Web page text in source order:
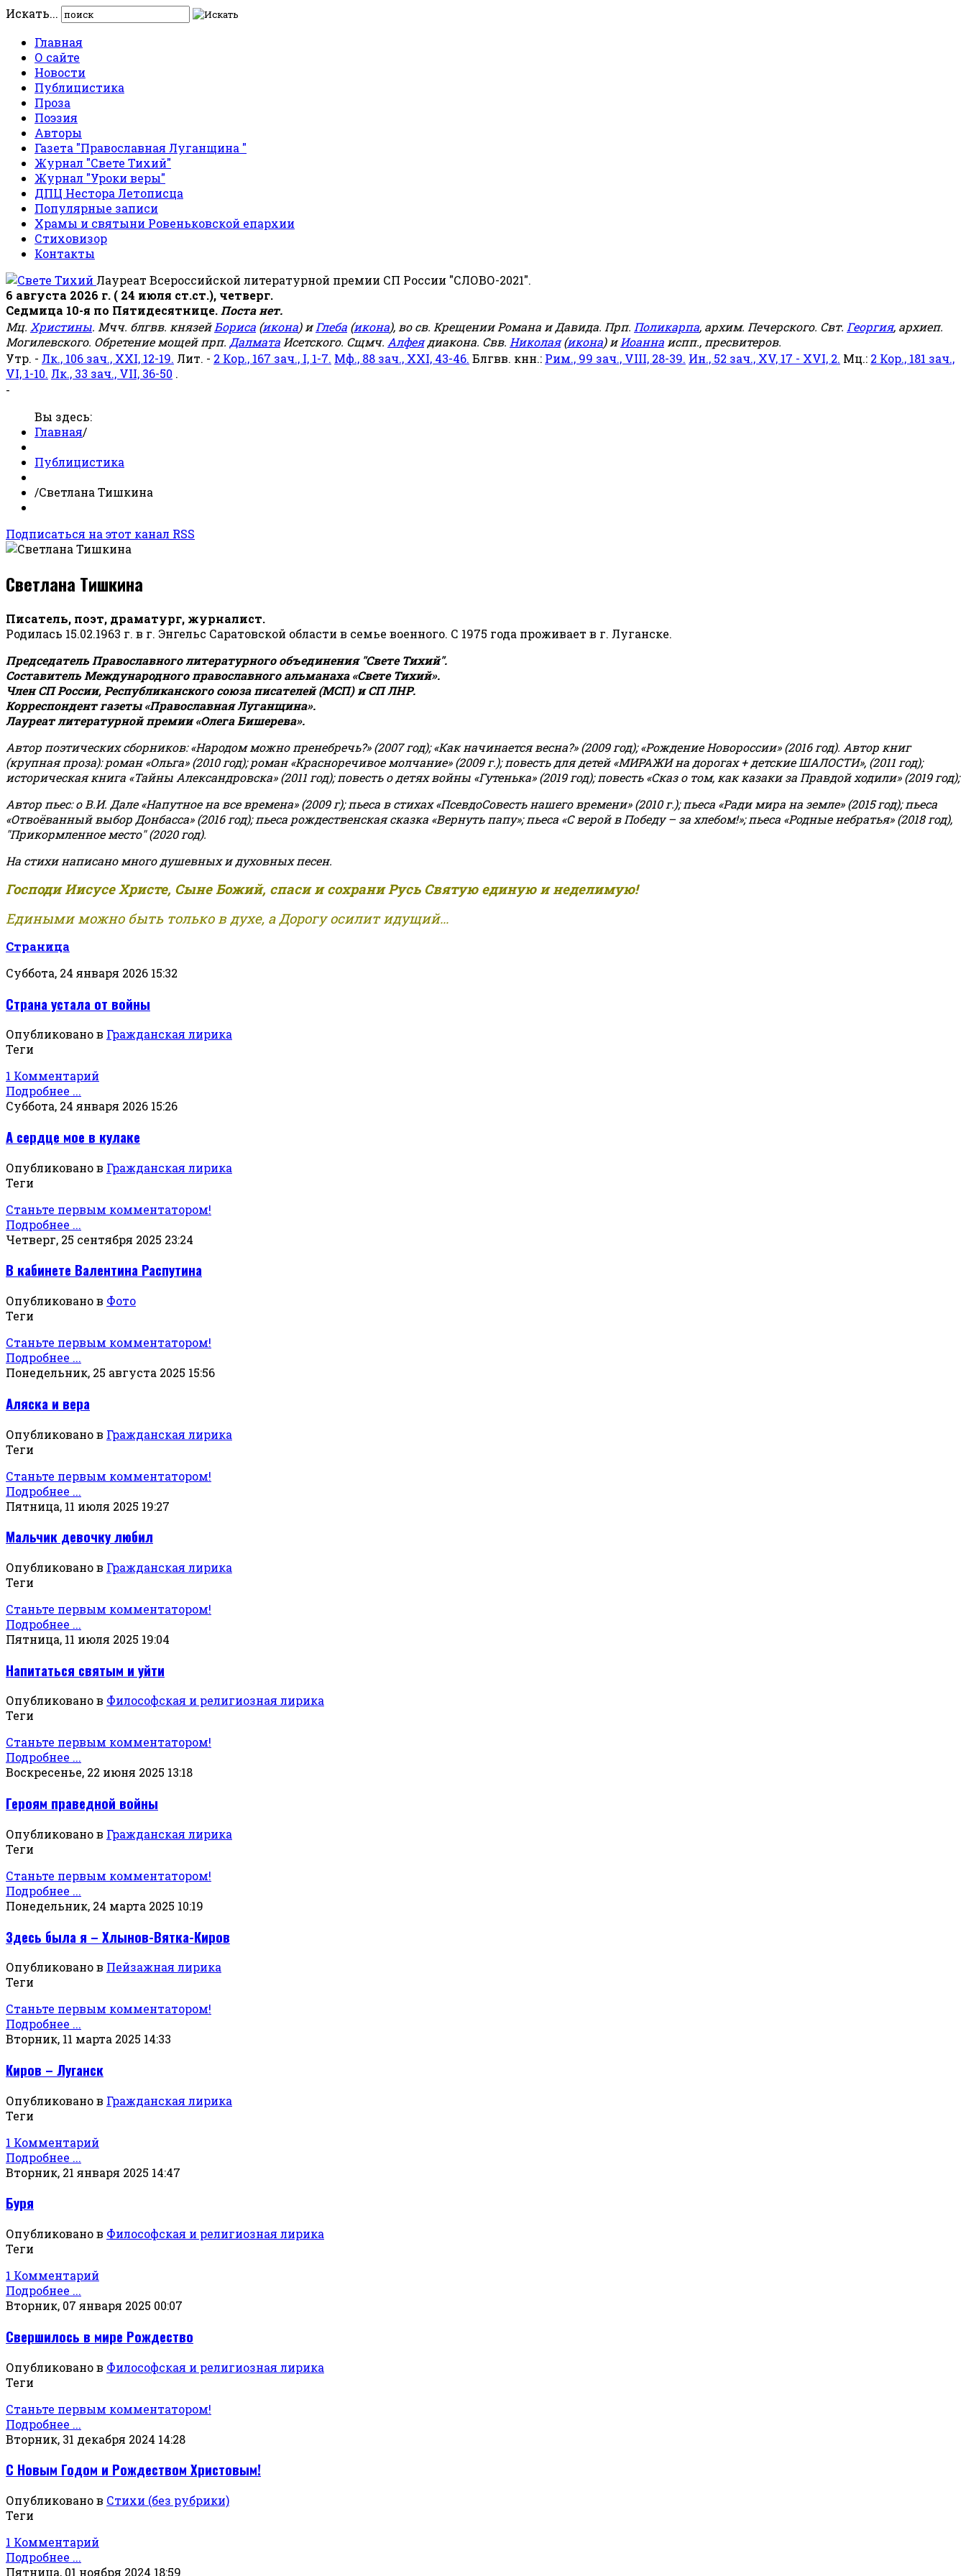
Искать...
Главная
О сайте
Новости
Публицистика
Проза
Поэзия
Авторы
Газета "Православная Луганщина "
Журнал "Свете Тихий"
Журнал "Уроки веры"
ДПЦ Нестора Летописца
Популярные записи
Храмы и святыни Ровеньковской епархии
Стиховизор
Контакты
Лауреат Всероссийской литературной премии СП России "СЛОВО-2021".
6 августа 2026 г. ( 24 июля ст.ст.), четверг.
Седмица 10-я по Пятидесятнице. Поста нет.
Мц. Христины. Мчч. блгвв. князейБориса (икона) иГлеба (икона), во св. Крещении Романа и Давида. Прп. Поликарпа, архим. Печерского. Свт. Георгия, архиеп.
Могилевского. Обретение мощей прп. Далмата Исетского. Сщмч. Алфеядиакона. Свв. Николая(икона) иИоанна испп., пресвитеров.
Утр. - Лк., 106 зач., XXI, 12-19. Лит. - 2 Кор., 167 зач., I, 1-7. Мф., 88 зач., XXI, 43-46. Блгвв. кнн.: Рим., 99 зач., VIII, 28-39. Ин., 52 зач., XV, 17 - XVI, 2. Мц.: 2 Кор., 181 зач.,
VI, 1-10. Лк., 33 зач., VII, 36-50 .
-
Вы здесь:
Главная/
Публицистика
/Светлана Тишкина
Подписаться на этот канал RSS
Светлана Тишкина
Писатель, поэт, драматург, журналист.
Родилась 15.02.1963 г. в г. Энгельс Саратовской области в семье военного. С 1975 года проживает в г. Луганске.
Председатель Православного литературного объединения "Свете Тихий".
Составитель Международного православного альманаха «Свете Тихий».
Член СП России, Республиканского союза писателей (МСП) и СП ЛНР.
Корреспондент газеты «Православная Луганщина».
Лауреат литературной премии «Олега Бишерева».
Автор поэтических сборников: «Народом можно пренебречь?» (2007 год); «Как начинается весна?» (2009 год); «Рождение Новороссии» (2016 год). Автор книг
(крупная проза): роман «Ольга» (2010 год); роман «Красноречивое молчание» (2009 г.); повесть для детей «МИРАЖИ на дорогах + детские ШАЛОСТИ», (2011 год);
историческая книга «Тайны Александровска» (2011 год); повесть о детях войны «Гутенька» (2019 год); повесть «Сказ о том, как казаки за Правдой ходили» (2019 год);
Автор пьес: о В.И. Дале «Напутное на все времена» (2009 г); пьеса в стихах «ПсевдоСовесть нашего времени» (2010 г.); пьеса «Ради мира на земле» (2015 год); пьеса
«Отвоёванный выбор Донбасса» (2016 год); пьеса рождественская сказка «Вернуть папу»; пьеса «С верой в Победу – за хлебом!»;пьеса «Родные небратья» (2018 год),
"Прикормленное место" (2020 год).
На стихи написано много душевных и духовных песен.
Господи Иисусе Христе, Сыне Божий, спаси и сохрани Русь Святую единую и неделимую!
Едиными можно быть только в духе, а Дорогу осилит идущий...
Страница
Суббота, 24 января 2026 15:32
Страна устала от войны
Опубликовано в Гражданская лирика
Теги
1 Комментарий
Подробнее ...
Суббота, 24 января 2026 15:26
А сердце мое в кулаке
Опубликовано в Гражданская лирика
Теги
Станьте первым комментатором!
Подробнее ...
Четверг, 25 сентября 2025 23:24
В кабинете Валентина Распутина
Опубликовано в Фото
Теги
Станьте первым комментатором!
Подробнее ...
Понедельник, 25 августа 2025 15:56
Аляска и вера
Опубликовано в Гражданская лирика
Теги
Станьте первым комментатором!
Подробнее ...
Пятница, 11 июля 2025 19:27
Мальчик девочку любил
Опубликовано в Гражданская лирика
Теги
Станьте первым комментатором!
Подробнее ...
Пятница, 11 июля 2025 19:04
Напитаться святым и уйти
Опубликовано в Философская и религиозная лирика
Теги
Станьте первым комментатором!
Подробнее ...
Воскресенье, 22 июня 2025 13:18
Героям праведной войны
Опубликовано в Гражданская лирика
Теги
Станьте первым комментатором!
Подробнее ...
Понедельник, 24 марта 2025 10:19
Здесь была я – Хлынов-Вятка-Киров
Опубликовано в Пейзажная лирика
Теги
Станьте первым комментатором!
Подробнее ...
Вторник, 11 марта 2025 14:33
Киров – Луганск
Опубликовано в Гражданская лирика
Теги
1 Комментарий
Подробнее ...
Вторник, 21 января 2025 14:47
Буря
Опубликовано в Философская и религиозная лирика
Теги
1 Комментарий
Подробнее ...
Вторник, 07 января 2025 00:07
Свершилось в мире Рождество
Опубликовано в Философская и религиозная лирика
Теги
Станьте первым комментатором!
Подробнее ...
Вторник, 31 декабря 2024 14:28
С Новым Годом и Рождеством Христовым!
Опубликовано в Стихи (без рубрики)
Теги
1 Комментарий
Подробнее ...
Пятница, 01 ноября 2024 18:59